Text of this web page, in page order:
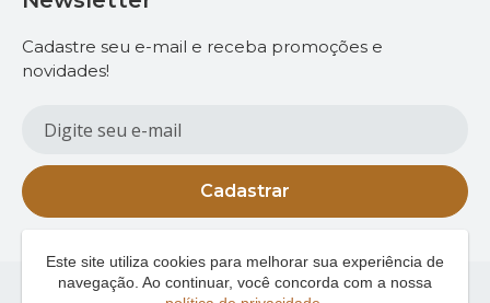
Cadastre seu e-mail e receba promoções e
novidades!
Cadastrar
Este site utiliza cookies para melhorar sua experiência de
navegação. Ao continuar, você concorda com a nossa